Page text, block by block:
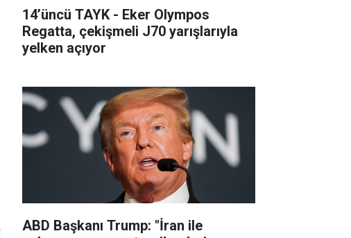
14’üncü TAYK - Eker Olympos
Regatta, çekişmeli J70 yarışlarıyla
yelken açıyor
ABD Başkanı Trump: "İran ile